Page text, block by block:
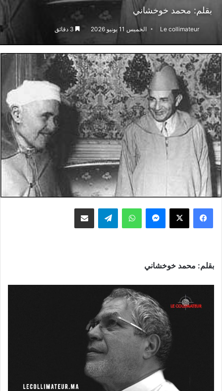
بقلم: محمد خوخشاني
Le collimateur الخميس 11 يونيو 2026
واتساب تيلقرام
بقلم: محمد خوخشاني